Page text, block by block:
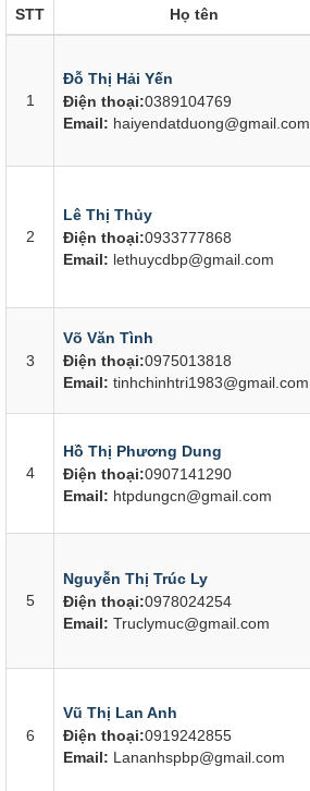
STT Họ tên
1
Đỗ Thị Hải Yến
Điện thoại:0389104769
Email: haiyendatduong@gmail.com
2
Lê Thị Thủy
Điện thoại:0933777868
Email: lethuycdbp@gmail.com
3
Võ Văn Tình
Điện thoại:0975013818
Email: tinhchinhtri1983@gmail.com
4
Hồ Thị Phương Dung
Điện thoại:0907141290
Email: htpdungcn@gmail.com
5
Nguyễn Thị Trúc Ly
Điện thoại:0978024254
Email: Truclymuc@gmail.com
6
Vũ Thị Lan Anh
Điện thoại:0919242855
Email: Lananhspbp@gmail.com